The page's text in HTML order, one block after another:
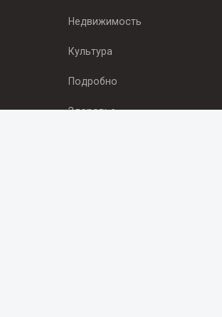
Недвижимость
Культура
Подробно
Здоровье